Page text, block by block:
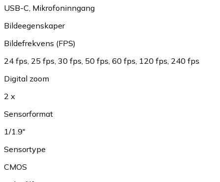
USB-C Mikrofoninngang
Bildeegenskaper
Bildefrekvens (FPS)
24 fps 25 fps 30 fps 50 fps 60 fps 120 fps 240 fps
Digital zoom
2 x
Sensorformat
1/1.9"
Sensortype
CMOS